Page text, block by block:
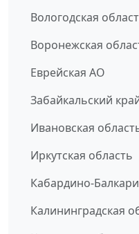
Вологодская
Воронежская
Еврейская АО
Забайкальский
Ивановская
Иркутская область
Кабардино-
Калининградская